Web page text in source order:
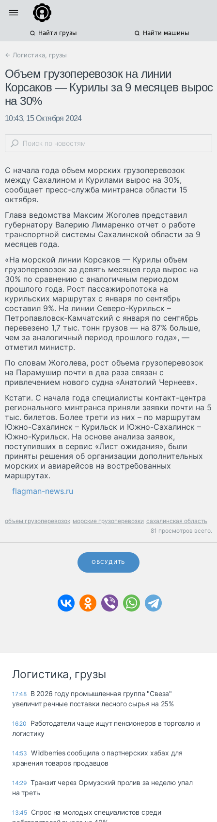
Найти грузы Найти машины
← Логистика, грузы
Объем грузоперевозок на линии
Корсаков — Курилы за 9 месяцев вырос
на 30%
10:43, 15 Октября 2024
С начала года объем морских грузоперевозок
между Сахалином и Курилами вырос на 30%,
сообщает пресс-служба минтранса области 15
октября.
Глава ведомства Максим Жоголев представил
губернатору Валерию Лимаренко отчет о работе
транспортной системы Сахалинской области за 9
месяцев года.
«На морской линии Корсаков — Курилы объем
грузоперевозок за девять месяцев года вырос на
30% по сравнению с аналогичным периодом
прошлого года. Рост пассажиропотока на
курильских маршрутах с января по сентябрь
составил 9%. На линии Северо-Курильск –
Петропавловск-Камчатский с января по сентябрь
перевезено 1,7 тыс. тонн грузов — на 87% больше,
чем за аналогичный период прошлого года», —
отметил министр.
По словам Жоголева, рост объема грузоперевозок
на Парамушир почти в два раза связан с
привлечением нового судна «Анатолий Чернеев».
Кстати. С начала года специалисты контакт-центра
регионального минтранса приняли заявки почти на 5
тыс. билетов. Более трети из них – по маршрутам
Южно-Сахалинск – Курильск и Южно-Сахалинск –
Южно-Курильск. На основе анализа заявок,
поступивших в сервис «Лист ожидания», были
приняты решения об организации дополнительных
морских и авиарейсов на востребованных
маршрутах.
flagman-news.ru
объем грузоперевозок морские грузоперевозки сахалинская область
81 просмотров всего.
ОБСУДИТЬ
Логистика, грузы
17:48 В 2026 году промышленная группа "Свеза"
увеличит речные поставки лесного сырья на 25%
16:20
Работодатели чаще ищут пенсионеров в торговлю и
логистику
14:53 Wildberries сообщила о партнерских хабах для
хранения товаров продавцов
14:29 Транзит через Ормузский пролив за неделю упал
на треть
13:45 Спрос на молодых специалистов среди